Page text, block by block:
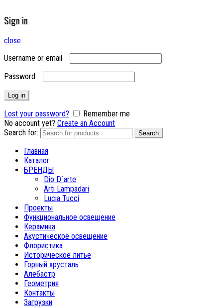
Sign in
close
Username or email
Password
Log in
Lost your password?
Remember me
No account yet? Create an Account
Search for:
Search
Главная
Каталог
БРЕНДЫ
Dio D`arte
Arti Lampadari
Lucia Tucci
Проекты
Функциональное освещение
Керамика
Акустическое освещение
Флористика
Историческое литье
Горный хрусталь
Алебастр
Геометрия
Контакты
Загрузки